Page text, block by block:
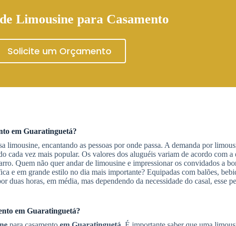
Limousine para Casamento
Solicite um Orçamento
em Guaratinguetá?
limousine, encantando as pessoas por onde passa. A demanda por
cada vez mais popular. Os valores dos aluguéis variam de acordo com a
Quem não quer andar de limousine e impressionar os convidados a
e em grande estilo no dia mais importante? Equipadas com balões,
duas horas, em média, mas dependendo da necessidade do casal, esse
em Guaratinguetá?